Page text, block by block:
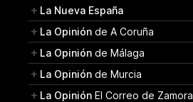
La Nueva España
La Opinión de A Coruña
La Opinión de Málaga
La Opinión de Murcia
La Opinión El Correo de Zamora